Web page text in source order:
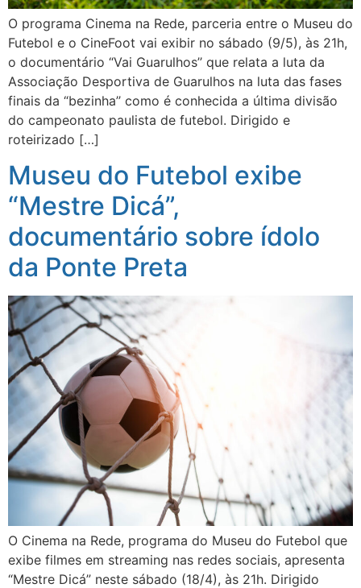
O programa Cinema na Rede, parceria entre o Museu do
Futebol e o CineFoot vai exibir no sábado (9/5), às 21h,
o documentário “Vai Guarulhos’’ que relata a luta da
Associação Desportiva de Guarulhos na luta das fases
finais da “bezinha’’ como é conhecida a última divisão
do campeonato paulista de futebol. Dirigido e
roteirizado […]
Museu do Futebol exibe
“Mestre Dicá”,
documentário sobre ídolo
da Ponte Preta
O Cinema na Rede, programa do Museu do Futebol que
exibe filmes em streaming nas redes sociais, apresenta
“Mestre Dicá” neste sábado (18/4), às 21h. Dirigido